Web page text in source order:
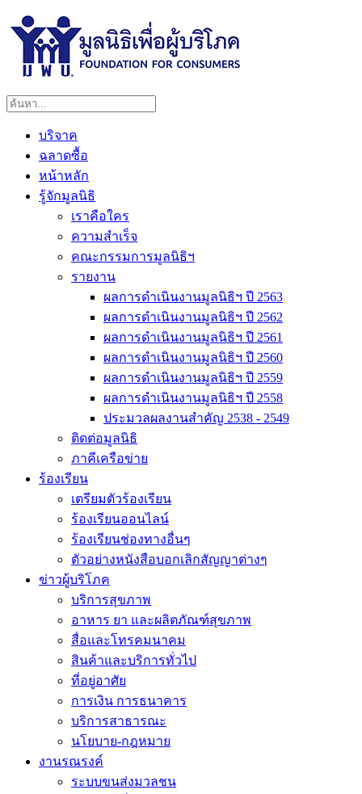
บริจาค
ฉลาดซื้อ
หน้าหลัก
รู้จักมูลนิธิ
เราคือใคร
ความสำเร็จ
คณะกรรมการมูลนิธิฯ
รายงาน
ผลการดำเนินงานมูลนิธิฯ ปี 2563
ผลการดำเนินงานมูลนิธิฯ ปี 2562
ผลการดำเนินงานมูลนิธิฯ ปี 2561
ผลการดำเนินงานมูลนิธิฯ ปี 2560
ผลการดำเนินงานมูลนิธิฯ ปี 2559
ผลการดำเนินงานมูลนิธิฯ ปี 2558
ประมวลผลงานสำคัญ 2538 - 2549
ติดต่อมูลนิธิ
ภาคีเครือข่าย
ร้องเรียน
เตรียมตัวร้องเรียน
ร้องเรียนออนไลน์
ร้องเรียนช่องทางอื่นๆ
ตัวอย่างหนังสือบอกเลิกสัญญาต่างๆ
ข่าวผู้บริโภค
บริการสุขภาพ
อาหาร ยา และผลิตภัณฑ์สุขภาพ
สื่อและโทรคมนาคม
สินค้าและบริการทั่วไป
ที่อยู่อาศัย
การเงิน การธนาคาร
บริการสาธารณะ
นโยบาย-กฎหมาย
งานรณรงค์
ระบบขนส่งมวลชน